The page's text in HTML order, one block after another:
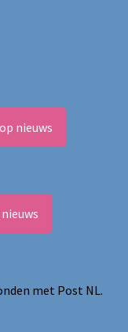
nieuws
met Post NL.